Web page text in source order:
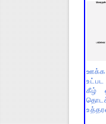
ஊக்க
கீழ்